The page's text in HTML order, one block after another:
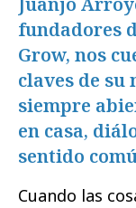
fundadores
Grow, nos
claves de
siempre
en casa,
sentido
Cuando las